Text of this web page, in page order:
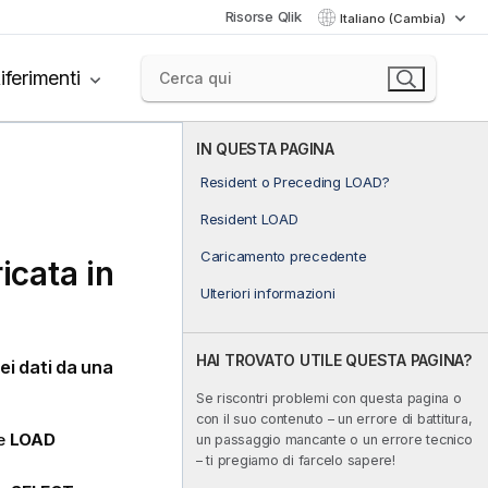
Risorse Qlik Italiano (Cambia)
IN QUESTA PAGINA
Resident o Preceding LOAD?
Resident LOAD
Caricamento precedente
Ulteriori informazioni
HAI TROVATO UTILE QUESTA PAGINA?
Se riscontri problemi con questa pagina o
con il suo contenuto – un errore di battitura,
un passaggio mancante o un errore tecnico
– ti pregiamo di farcelo sapere!
in
dati da una
LOAD